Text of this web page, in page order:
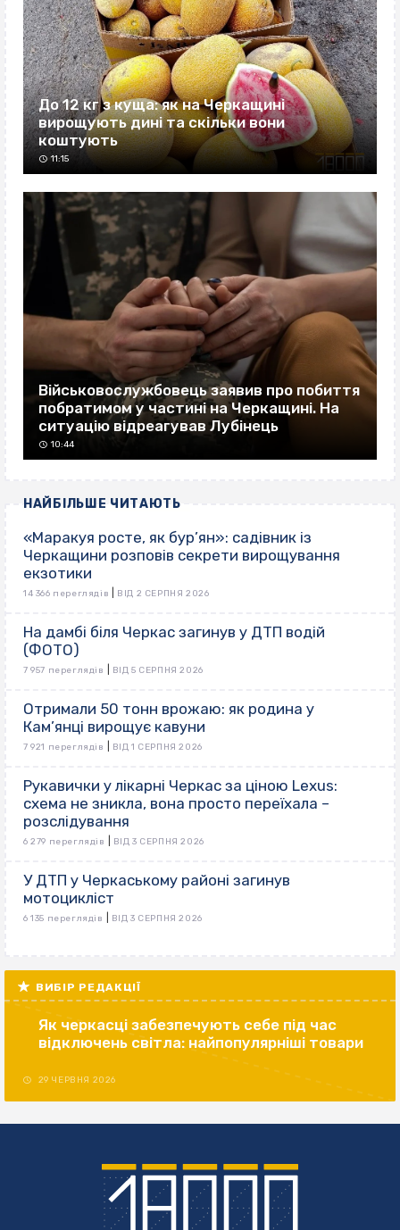
До 12 кг з куща: як на Черкащині
вирощують дині та скільки вони
коштують
11:15
Військовослужбовець заявив про побиття
побратимом у частині на Черкащині. На
ситуацію відреагував Лубінець
10:44
НАЙБІЛЬШЕ ЧИТАЮТЬ
«Маракуя росте, як бур’ян»: садівник із
Черкащини розповів секрети вирощування
екзотики
14 366 переглядів ВІД 2 СЕРПНЯ 2026
На дамбі біля Черкас загинув у ДТП водій
(ФОТО)
7 957 переглядів ВІД 5 СЕРПНЯ 2026
Отримали 50 тонн врожаю: як родина у
Кам’янці вирощує кавуни
7 921 переглядів ВІД 1 СЕРПНЯ 2026
Рукавички у лікарні Черкас за ціною Lexus:
схема не зникла, вона просто переїхала –
розслідування
6 279 переглядів ВІД 3 СЕРПНЯ 2026
У ДТП у Черкаському районі загинув
мотоцикліст
6 135 переглядів ВІД 3 СЕРПНЯ 2026
ВИБІР РЕДАКЦІЇ
Як черкасці забезпечують себе під час
відключень світла: найпопулярніші товари
29 ЧЕРВНЯ 2026